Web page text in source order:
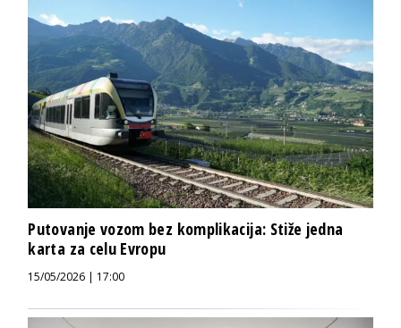
Putovanje vozom bez komplikacija: Stiže jedna
karta za celu Evropu
15/05/2026 | 17:00